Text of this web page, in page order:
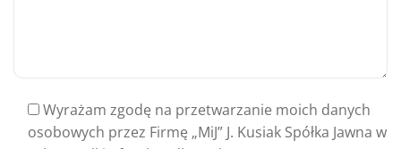
Wyrażam zgodę na przetwarzanie moich danych
osobowych przez Firmę „MiJ” J. Kusiak Spółka Jawna w